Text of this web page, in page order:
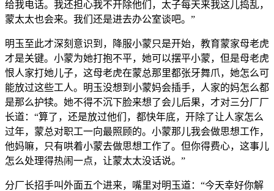
给我电话。我还担心我不开除他们，太子每天来我这儿捣乱，
蒙太太也会来。我们还是进去办公室谈吧。”
明玉至此才深刻意识到，降服小蒙只是开始，教育蒙家母老虎
才是关键。小蒙为她打抱不平，她可以摆平小蒙，但是母老虎
恨人家打她儿子，这母老虎在蒙总那里都张牙舞爪，她怎么可
能放过这些工人。明玉没想到小蒙妈会插手，人家的妈怎么都
是那么护犊。她不得不沉下脸来想了会儿后果，才对三分厂厂
长道：“算了，还是放过他们，都快年底，开除了让人家怎么
过年，蒙总对职工一向最照顾的。小蒙那儿我会做思想工作，
他妈嘛，只有哄着小蒙去做思想工作了。但你得费心，这事儿
怎么处理得热闹一点，让蒙太太没话说。”
分厂长招手叫外面五个进来，嘴里对明玉道：“今天幸好你解